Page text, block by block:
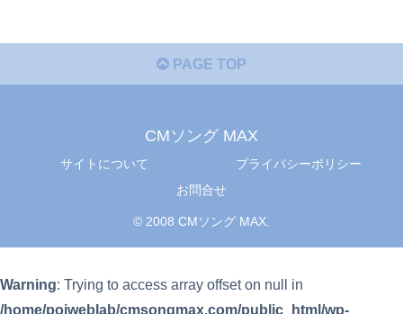
PAGE TOP
CMソング MAX
サイトについて
プライバシーポリシー
お問合せ
© 2008 CMソング MAX.
Warning: Trying to access array offset on null in
/home/poiweblab/cmsongmax.com/public_html/wp-